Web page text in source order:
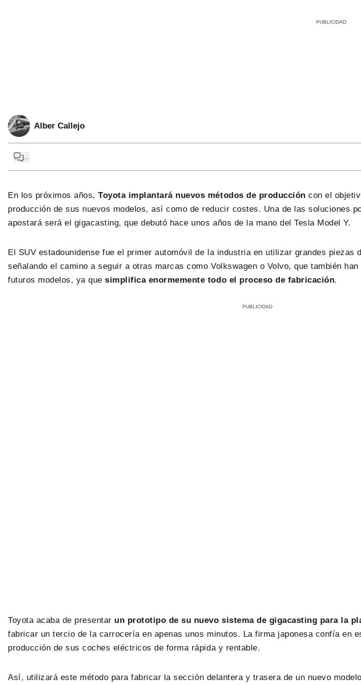
Alber Callejo
...
En los próximos años, Toyota implantará nuevos métodos de producción con el
producción de sus nuevos modelos, así como de reducir costes. Una de las soluciones
apostará será el gigacasting, que debutó hace unos años de la mano del Tesla Model Y.
El SUV estadounidense fue el primer automóvil de la industria en utilizar grandes piezas
señalando el camino a seguir a otras marcas como Volkswagen o Volvo, que también
futuros modelos, ya quesimplifica enormemente todo el proceso de fabricación.
Toyota acaba de presentar un prototipo de su nuevo sistema de gigacasting para la
fabricar un tercio de la carrocería en apenas unos minutos. La firma japonesa confía en
producción de sus coches eléctricos de forma rápida y rentable.
Así, utilizará este método para fabricar la sección delantera y trasera de un nuevo